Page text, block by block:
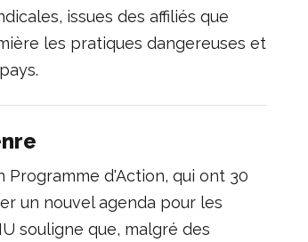
issues des affiliés que
les pratiques dangereuses et
Programme d'Action, qui ont 30
un nouvel agenda pour les
souligne que, malgré des